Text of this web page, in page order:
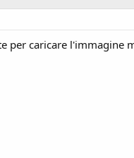
per caricare l'immagine